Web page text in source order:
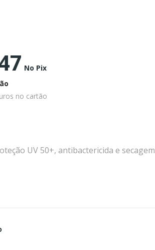
No Pix
no cartão
UV 50+, antibactericida e secagem